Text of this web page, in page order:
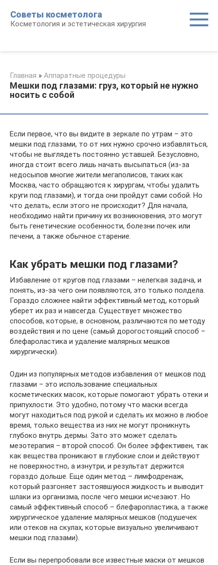
контенту
Советы косметолога
Косметология и эстетическая хирургия
Главная » Аппаратные процедуры
Мешки под глазами: груз, который не нужно
носить с собой
Если первое, что вы видите в зеркале по утрам – это
мешки под глазами, то от них нужно срочно избавляться,
чтобы не выглядеть постоянно уставшей. Безусловно,
иногда стоит всего лишь начать высыпаться (из-за
недосыпов многие жители мегаполисов, таких как
Москва, часто обращаются к хирургам, чтобы удалить
круги под глазами), и тогда они пройдут сами собой. Но
что делать, если этого не происходит? Для начала,
необходимо найти причину их возникновения, это могут
быть генетические особенности, болезни почек или
печени, а также обычное старение.
Как убрать мешки под глазами?
Избавление от кругов под глазами – нелегкая задача, и
понять, из-за чего они появляются, это только полдела.
Гораздо сложнее найти эффективный метод, который
уберет их раз и навсегда. Существует множество
способов, которые, в основном, различаются по методу
воздействия и по цене (самый дорогостоящий способ –
блефароластика и удаление малярных мешков
хирургически).
Один из популярных методов избавления от мешков под
глазами – это использование специальных
косметических масок, которые помогают убрать отеки и
припухлости. Это удобно, потому что маски всегда
могут находиться под рукой и сделать их можно в любое
время, только вещества из них не могут проникнуть
глубоко внутрь дермы. Зато это может сделать
мезотерапия – второй способ. Он более эффективен, так
как вещества проникают в глубокие слои и действуют
не поверхностно, а изнутри, и результат держится
гораздо дольше. Еще один метод – лимфодренаж,
который разгоняет застоявшуюся жидкость и выводит
шлаки из организма, после чего мешки исчезают. Но
самый эффективный способ – блефаропластика, а также
хирургическое удаление малярных мешков (подушечек
или отеков на скулах, которые визуально увеличивают
мешки под глазами).
Если вы перепробовали все известные маски от мешков